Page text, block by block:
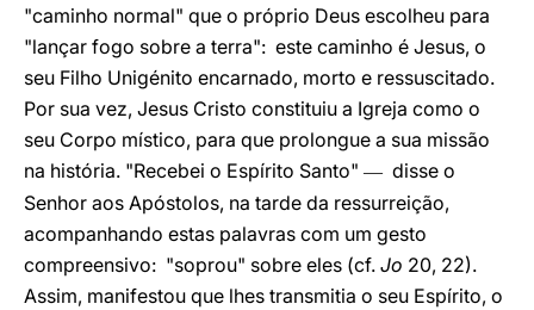
"caminho normal" que o próprio Deus escolheu para
"lançar fogo sobre a terra": este caminho é Jesus, o
seu Filho Unigénito encarnado, morto e ressuscitado.
Por sua vez, Jesus Cristo constituiu a Igreja como o
seu Corpo místico, para que prolongue a sua missão
na história. "Recebei o Espírito Santo" — disse o
Senhor aos Apóstolos, na tarde da ressurreição,
acompanhando estas palavras com um gesto
compreensivo: "soprou" sobre eles (cf. Jo 20, 22).
Assim, manifestou que lhes transmitia o seu Espírito, o